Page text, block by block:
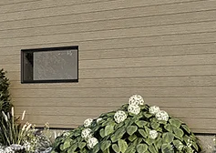
Plan Maison Québec